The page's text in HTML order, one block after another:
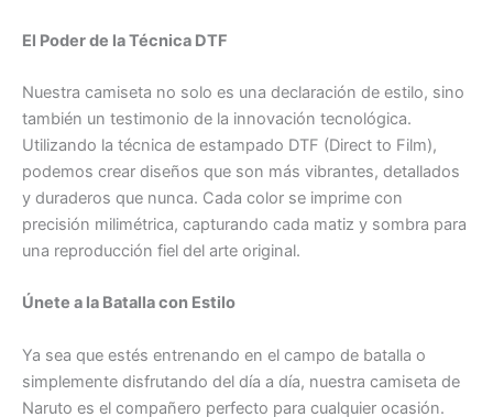
El Poder de la Técnica DTF
Nuestra camiseta no solo es una declaración de estilo, sino
también un testimonio de la innovación tecnológica.
Utilizando la técnica de estampado DTF (Direct to Film),
podemos crear diseños que son más vibrantes, detallados
y duraderos que nunca. Cada color se imprime con
precisión milimétrica, capturando cada matiz y sombra para
una reproducción fiel del arte original.
Únete a la Batalla con Estilo
Ya sea que estés entrenando en el campo de batalla o
simplemente disfrutando del día a día, nuestra camiseta de
Naruto es el compañero perfecto para cualquier ocasión.